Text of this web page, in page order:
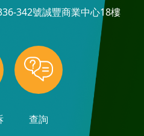
342號誠豐商業中心18樓
查詢